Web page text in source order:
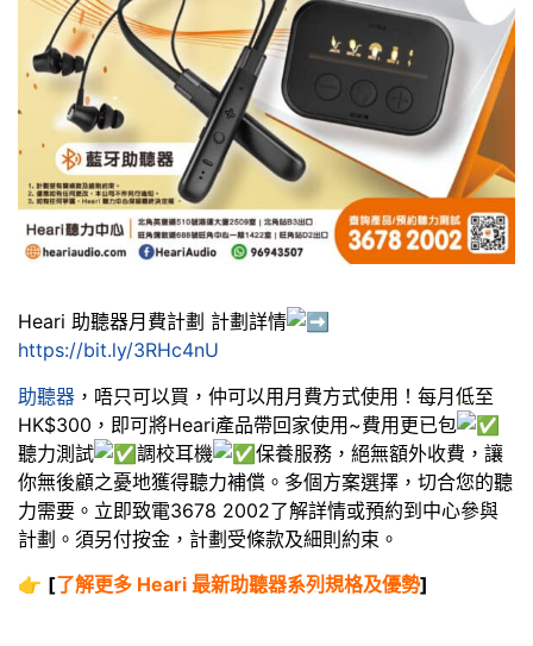
Heari 助聽器月費計劃 計劃詳情
https://bit.ly/3RHc4nU
助聽器 ，唔只可以買，仲可以用月費方式使用！每月低至
HK$300，即可將Heari產品帶回家使用~費用更已包
聽力測試
調校耳機
保養服務，絕無額外收費，讓
你無後顧之憂地獲得聽力補償。多個方案選擇，切合您的聽
力需要。立即致電3678 2002了解詳情或預約到中心參與
計劃。須另付按金，計劃受條款及細則約束。
👉 [了解更多 Heari 最新助聽器系列規格及優勢]